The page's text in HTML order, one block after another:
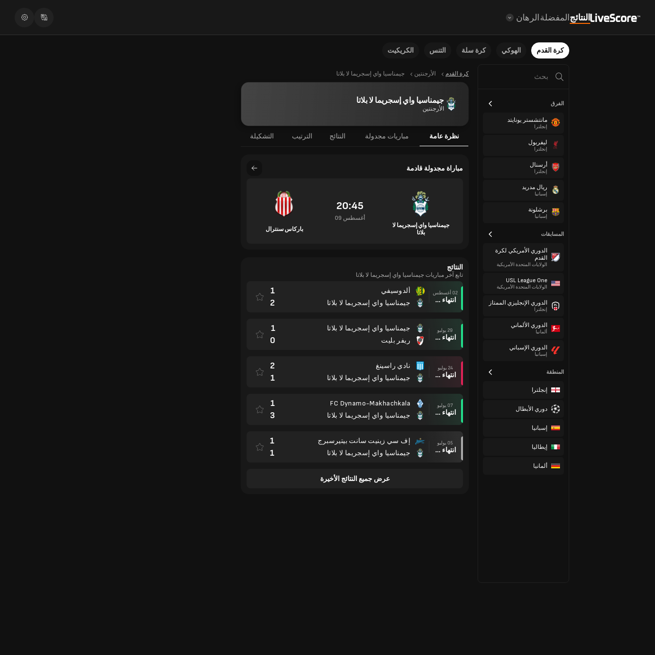
النتائجالمفضلةالرهان
كرة القدم الهوكي كرة سلة التنس الكريكيت
الفرق
مانتشستر يونايتد
إنجلترا
ليفربول
إنجلترا
أرسنال
إنجلترا
ريال مدريد
إسبانيا
برشلونة
إسبانيا
المسابقات
الدوري الأمريكي لكرة
القدم
الولايات المتحدة الأمريكية
USL League One
الولايات المتحدة الأمريكية
الدوري الإنجليزي الممتاز
إنجلترا
الدوري الألماني
ألمانيا
الدوري الإسباني
إسبانيا
المنطقة
إنجلترا
دوري الأبطال
إسبانيا
إيطاليا
ألمانيا
كرة القدم الأرجنتين جيمناسيا واي إسجريما لا بلاتا
جيمناسيا واي إسجريما لا بلاتا
الأرجنتين
نظرة عامة مباريات مجدولة النتائج الترتيب التشكيلة
مباراة مجدولة قادمة
جيمناسيا واي إسجريما لا
بلاتا
20:45
09 أغسطس
باركاس سنترال
النتائج
تابع آخر مباريات جيمناسيا واي إسجريما لا بلاتا
02 أغسطس
انتهاء وقت المباراة
ألدوسيفي
جيمناسيا واي إسجريما لا بلاتا
1
2
29 يوليو
انتهاء وقت المباراة
جيمناسيا واي إسجريما لا بلاتا
ريفر بليت
1
0
24 يوليو
انتهاء وقت المباراة
نادي راسينغ
جيمناسيا واي إسجريما لا بلاتا
2
1
07 يوليو
انتهاء وقت المباراة
FC Dynamo-Makhachkala
جيمناسيا واي إسجريما لا بلاتا
1
3
05 يوليو
انتهاء وقت المباراة
إف سي زينيت سانت بيتيرسبرج
جيمناسيا واي إسجريما لا بلاتا
1
1
عرض جميع النتائج الأخيرة